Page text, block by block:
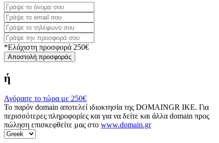
*Ελάχιστη προσφορά 250€
Αποστολή προσφοράς
ή
Αγόρασε το τώρα με 250€
Το παρόν domain αποτελεί ιδιοκτησία της DOMAINGR ΙΚΕ. Για
περισσότερες πληροφορίες και για να δείτε και άλλα domain προς
πώληση επισκεφθείτε μας στο www.domain.gr